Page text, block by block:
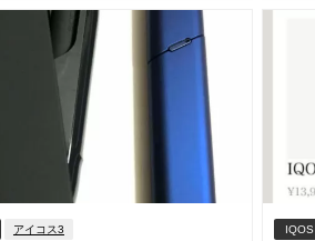
アイコス3 IQOS